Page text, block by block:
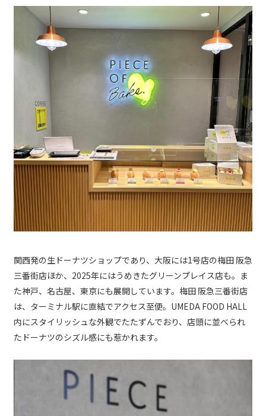
関西発の生ドーナツショップであり、大阪には1号店の梅田 阪急
三番街店ほか、2025年にはうめきたグリーンプレイス店も。ま
た神戸、名古屋、東京にも展開しています。梅田 阪急三番街店
は、ターミナル駅に直結でアクセス至便。UMEDA FOOD HALL
内にスタイリッシュな外観でたたずんでおり、店頭に並べられ
たドーナツのシズル感にも惹かれます。